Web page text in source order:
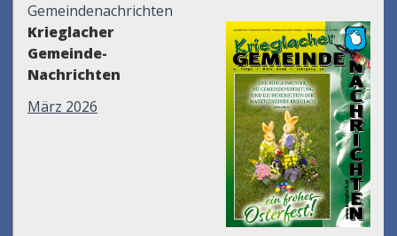
Gemeindenachrichten
Krieglacher
Gemeinde-
Nachrichten
März 2026